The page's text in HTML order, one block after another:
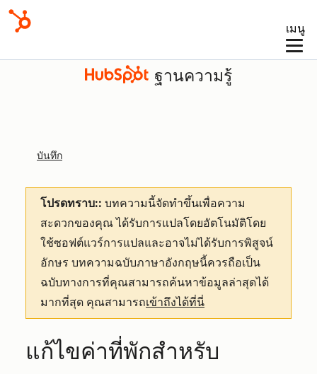
เมนู
ฐานความรู้
บันทึก
โปรดทราบ:: บทความนี้จัดทำขึ้นเพื่อความ
สะดวกของคุณได้รับการแปลโดยอัตโนมัติโดย
ใช้ซอฟต์แวร์การแปลและอาจไม่ได้รับการพิสูจน์
อักษร บทความฉบับภาษาอังกฤษนี้ควรถือเป็น
ฉบับทางการที่คุณสามารถค้นหาข้อมูลล่าสุดได้
มากที่สุด คุณสามารถเข้าถึงได้ที่นี่
แก้ไขค่าที่พักสำหรับ